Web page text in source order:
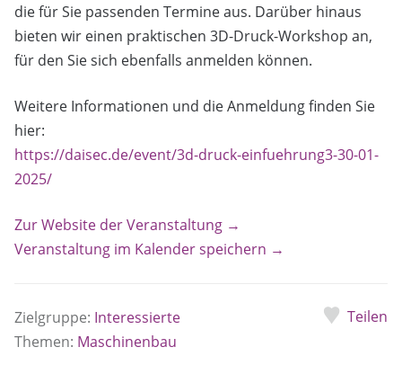
die für Sie passenden Termine aus. Darüber hinaus
bieten wir einen praktischen 3D-Druck-Workshop an,
für den Sie sich ebenfalls anmelden können.
Weitere Informationen und die Anmeldung finden Sie
hier:
https://daisec.de/event/3d-druck-einfuehrung3-30-01-
2025/
Zur Website der Veranstaltung →
Veranstaltung im Kalender speichern →
Zielgruppe: Interessierte
Themen: Maschinenbau
Teilen